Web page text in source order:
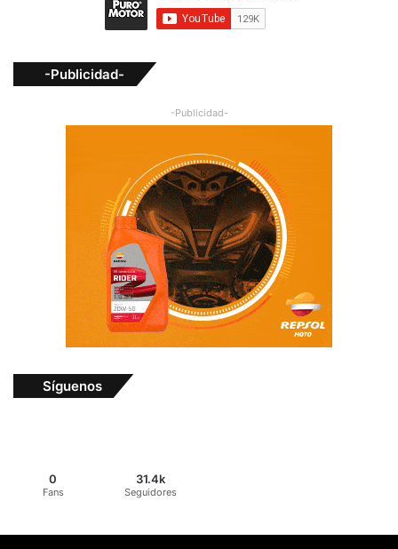
-Publicidad-
-Publicidad-
Síguenos
0
Fans
31.4k
Seguidores